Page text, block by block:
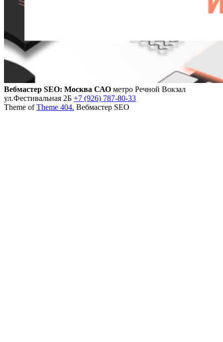
Вебмастер SEO: Москва САО метро Речной Вокзал
ул.Фестивальная 2Б +7 (926) 787-80-33
Theme ofTheme 404. Вебмастер SEO